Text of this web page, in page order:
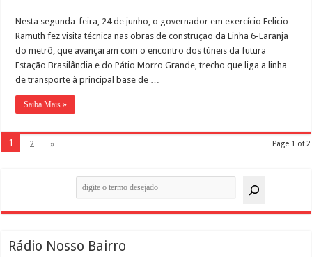
Nesta segunda-feira, 24 de junho, o governador em exercício Felicio
Ramuth fez visita técnica nas obras de construção da Linha 6-Laranja
do metrô, que avançaram com o encontro dos túneis da futura
Estação Brasilândia e do Pátio Morro Grande, trecho que liga a linha
de transporte à principal base de …
Saiba Mais »
Page 1 of 2
1 2 »
Rádio Nosso Bairro